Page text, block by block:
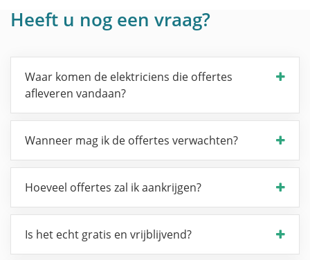
Heeft u nog een vraag?
Waar komen de elektriciens die offertes
afleveren vandaan?
Wanneer mag ik de offertes verwachten?
Hoeveel offertes zal ik aankrijgen?
Is het echt gratis en vrijblijvend?